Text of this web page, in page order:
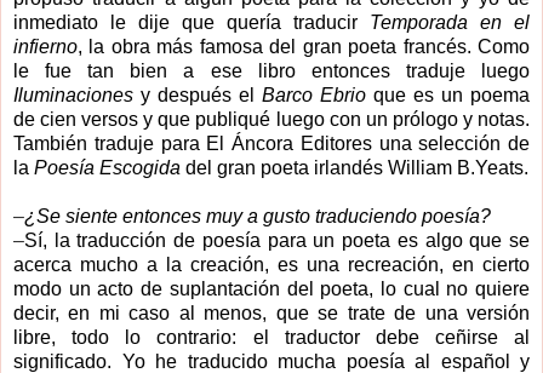
inmediato le dije que quería traducir Temporada en el
infierno, la obra más famosa del gran poeta francés. Como
le fue tan bien a ese libro entonces traduje luego
Iluminaciones y después el Barco Ebrio que es un poema
de cien versos y que publiqué luego con un prólogo y notas.
También traduje para El Áncora Editores una selección de
la Poesía Escogida del gran poeta irlandés William B.Yeats.
–¿Se siente entonces muy a gusto traduciendo poesía?
–Sí, la traducción de poesía para un poeta es algo que se
acerca mucho a la creación, es una recreación, en cierto
modo un acto de suplantación del poeta, lo cual no quiere
decir, en mi caso al menos, que se trate de una versión
libre, todo lo contrario: el traductor debe ceñirse al
significado. Yo he traducido mucha poesía al español y